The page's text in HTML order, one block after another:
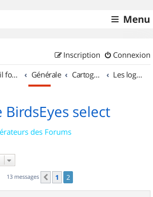
Menu
Connexion
Inscription
Accueil forum Générale Cartographie et GPS Les logiciels
BirdsEyes select
des Forums
13 messages Précédent
1 2